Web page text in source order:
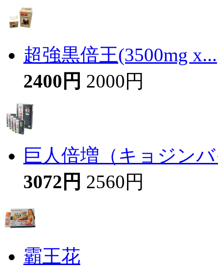
超強黒倍王(3500mg x...
2400円 2000円
巨人倍増（キョジン
3072円 2560円
霸王花